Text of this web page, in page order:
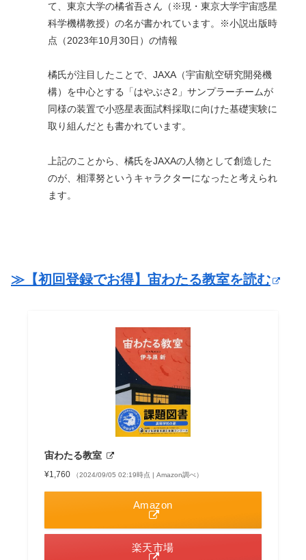
て、東京大学の橘省吾さん（ ※現・東京大学宇宙惑星
科学機構教授）の名が書かれています。
※小説出版時
点（2023年10月30日）の情報
橘氏が注目したことで、JAXA（宇宙航空研究開発機
構）を中心とする「はやぶさ2」サンプラーチームが
同様の装置で小惑星表面試料採取に向けた基礎実験に
取り組んだとも書かれています。
上記のことから、橘氏をJAXAの人物として創造した
のが、相澤努というキャラクターになったと考えられ
ます。
≫【初回登録でお得】宙わたる教室を読む
宙わたる教室
¥1,760 （2024/09/05 02:19時点 | Amazon調べ）
Amazon
楽天市場